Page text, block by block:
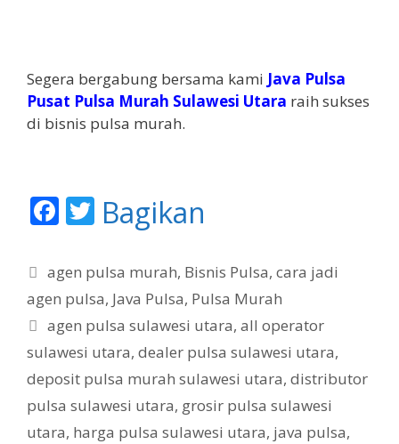
Segera bergabung bersama kami Java Pulsa
Pusat Pulsa Murah Sulawesi Utara raih sukses
di bisnis pulsa murah.
F
e
b
o
o
k
T
itt
er
Bagikan
K
a
e
g
o
r
i
agen pulsa murah, Bisnis Pulsa,cara jadi
agen pulsa, Java Pulsa, Pulsa Murah
T
a
agen pulsa sulawesi utara,all operator
sulawesi utara, dealer pulsa sulawesi utara,
deposit pulsa murah sulawesi utara, distributor
pulsa sulawesi utara, grosir pulsa sulawesi
utara, harga pulsa sulawesi utara, java pulsa,